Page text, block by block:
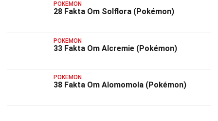
POKEMON
28 Fakta Om Solflora (Pokémon)
POKEMON
33 Fakta Om Alcremie (Pokémon)
POKEMON
38 Fakta Om Alomomola (Pokémon)